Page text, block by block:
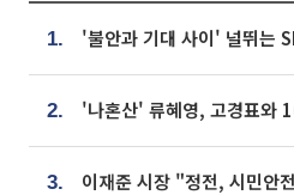
1.
2.
3.